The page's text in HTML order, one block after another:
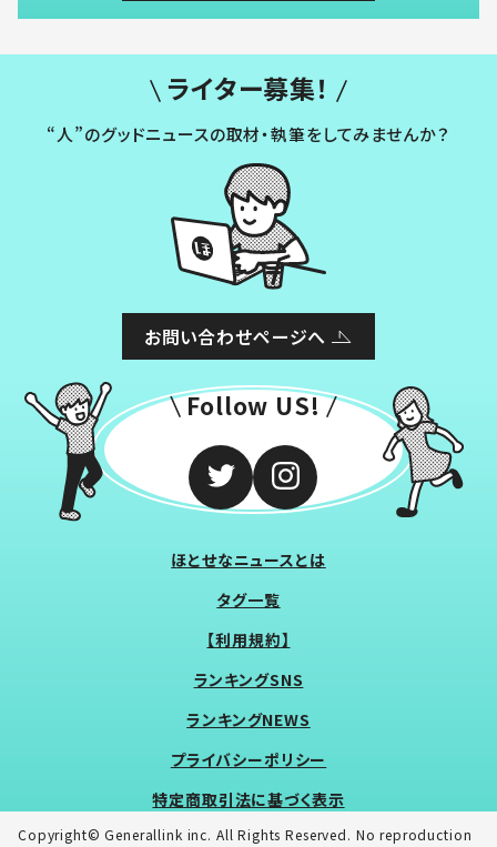
ライター募集！
“人”のグッドニュースの取材・執筆をしてみませんか？
お問い合わせページへ
Follow US!
ほとせなニュースとは
タグ一覧
【利用規約】
ランキングSNS
ランキングNEWS
プライバシーポリシー
特定商取引法に基づく表示
Copyright© Generallink inc. All Rights Reserved. No reproduction